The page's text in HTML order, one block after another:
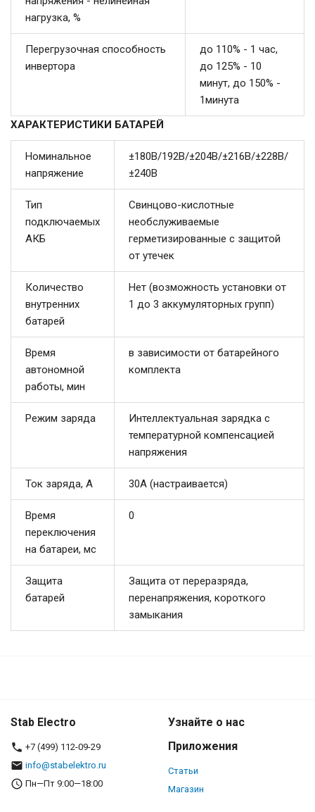
нагрузка, %
Перегрузочная способность
инвертора
до 110% - 1 час,
до 125% - 10
минут, до 150% -
1минута
ХАРАКТЕРИСТИКИ БАТАРЕЙ
Номинальное
напряжение
±180В/192В/±204В/±216В/±228В/
±240В
Тип
подключаемых
АКБ
Свинцово-кислотные
необслуживаемые
герметизированные с защитой
от утечек
Количество
внутренних
батарей
Нет (возможность установки от
1 до 3 аккумуляторных групп)
Время
автономной
работы, мин
в зависимости от батарейного
комплекта
Режим заряда
Интеллектуальная зарядка с
температурной компенсацией
напряжения
Ток заряда, А 30А (настраивается)
Время
переключения
на батареи, мс
0
Защита
батарей
Защита от переразряда,
перенапряжения, короткого
замыкания
Stab Electro
+7 (499) 112-09-29
info@stabelektro.ru
Пн—Пт 9:00—18:00
Узнайте о нас
Приложения
Статьи
Магазин